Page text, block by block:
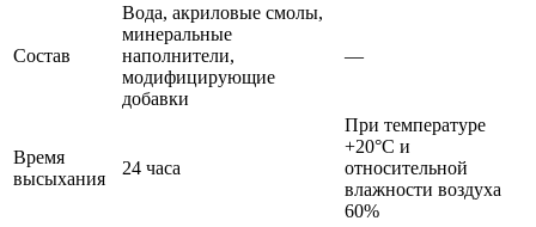
Состав
Вода, акриловые смолы,
минеральные
наполнители,
модифицирующие
добавки
—
Время
высыхания
24 часа
При температуре
+20°C и
относительной
влажности воздуха
60%